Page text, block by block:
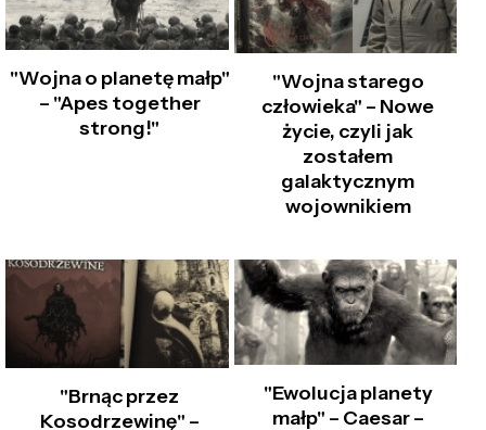
"Wojna o planetę małp"
– "Apes together
strong!"
"Wojna starego
człowieka" – Nowe
życie, czyli jak
zostałem
galaktycznym
wojownikiem
"Brnąc przez
Kosodrzewinę" –
"Ewolucja planety
małp" – Caesar –